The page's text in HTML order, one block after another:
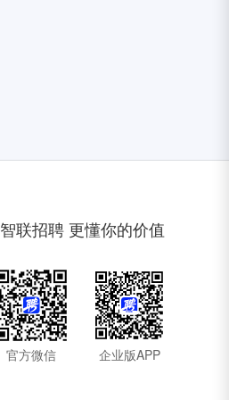
智联招聘 更懂你的价值
官方微信 企业版APP